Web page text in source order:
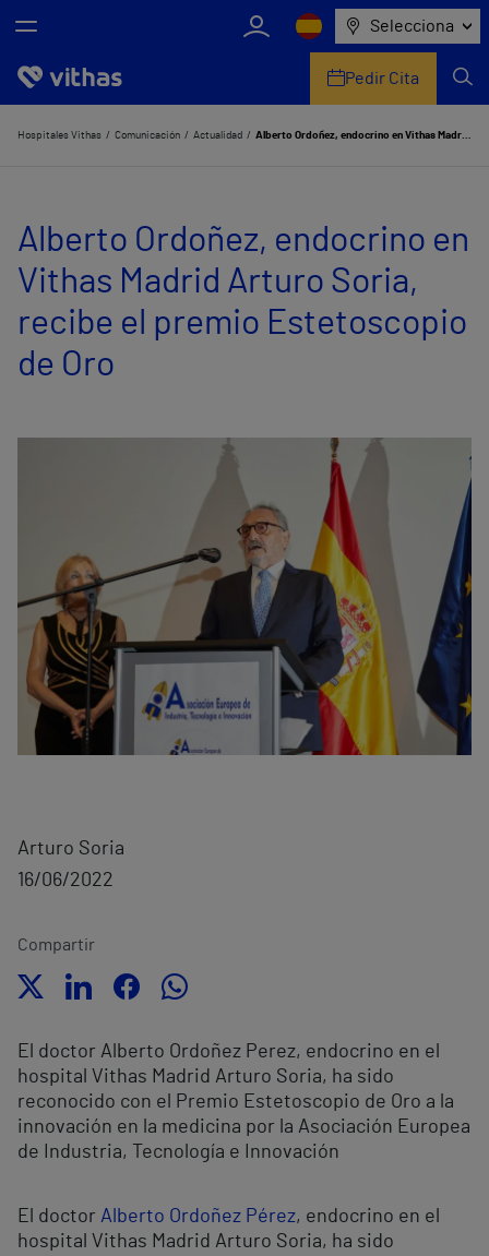
Selecciona
Nosotros
Servicios de salud
Equipo médico y asistencial
Pedir Cita
Hospitales Vithas Comunicación Actualidad Alberto Ordoñez, endocrino en Vithas Madrid Arturo Soria, recibe el premio Estetoscopio de Oro
Alberto Ordoñez, endocrino en
Vithas Madrid Arturo Soria,
recibe el premio Estetoscopio
de Oro
Arturo Soria
16/06/2022
Compartir
El doctor Alberto Ordoñez Perez, endocrino en el
hospital Vithas Madrid Arturo Soria, ha sido
reconocido con el Premio Estetoscopio de Oro a la
innovación en la medicina por la Asociación Europea
de Industria, Tecnología e Innovación
El doctor Alberto Ordoñez Pérez, endocrino en el
hospital Vithas Madrid Arturo Soria, ha sido